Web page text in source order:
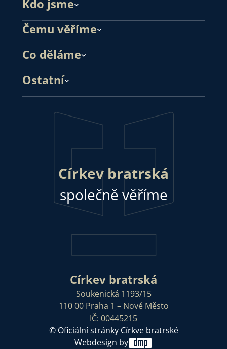
Kdo jsme
Čemu věříme
Co děláme
Ostatní
Církev bratrská
společně věříme
Církev bratrská
Soukenická 1193/15
110 00 Praha 1 – Nové Město
IČ: 00445215
© Oficiální stránky Církve bratrské
Webdesign by